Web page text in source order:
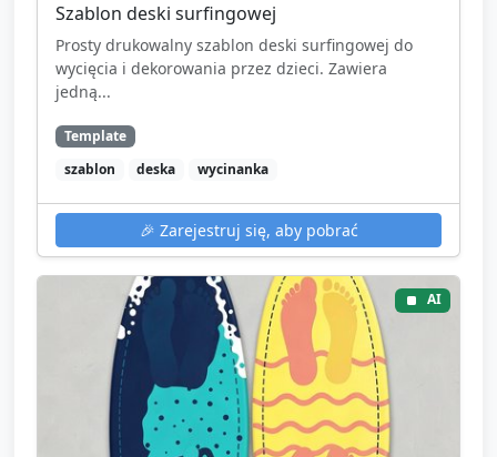
Szablon deski surfingowej
Prosty drukowalny szablon deski surfingowej do
wycięcia i dekorowania przez dzieci. Zawiera
jedną...
Template
szablon
deska wycinanka
🎉 Zarejestruj się, aby pobrać
AI